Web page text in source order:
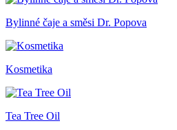
Bylinné čaje a směsi Dr. Popova
Kosmetika
Tea Tree Oil